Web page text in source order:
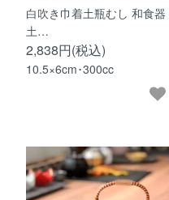
白吹き巾着土瓶むし 和食器
土…
2,838円(税込)
10.5×6cm･300cc